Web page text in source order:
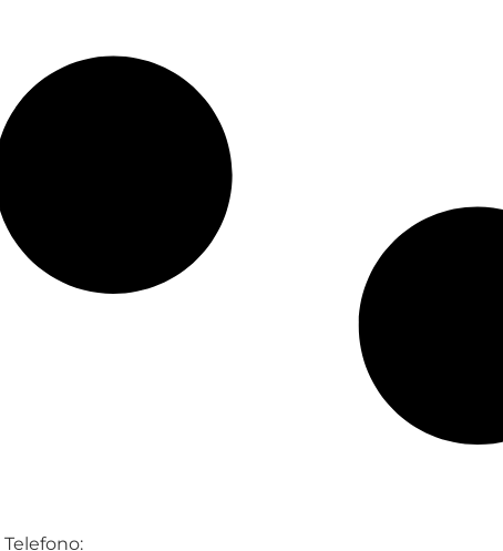
Telefono: